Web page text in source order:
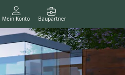
Mein Konto Baupartner